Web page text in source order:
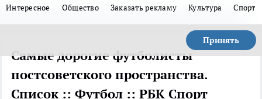
Интересное Общество Заказать рекламу Культура Спорт
Принять
Самые дорогие футболисты
постсоветского пространства.
Список :: Футбол :: РБК Спорт